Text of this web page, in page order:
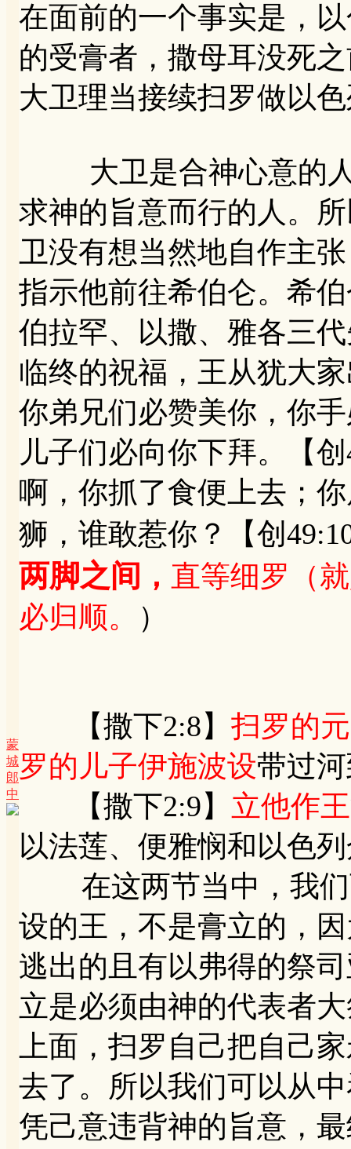
蒙
城
郎
中
在面前的一个事实是，
的受膏者，撒母耳没死
大卫理当接续扫罗做以
大卫是合神心意的人
求神的旨意而行的人。
卫没有想当然地自作主
指示他前往希伯仑。希
伯拉罕、以撒、雅各三
临终的祝福，王从犹大
你弟兄们必赞美你，你
儿子们必向你下拜。【
啊，你抓了食便上去；
狮，谁敢惹你？【创
两脚之间 ， 直等细罗（
必归顺。
）
【撒下2:8】 扫罗的
罗的儿子伊施波设带过
【撒下2:9】 立他作王
以法莲、便雅悯和以色
在这两节当中，我们
设的王，不是膏立的，
逃出的且有以弗得的祭
立是必须由神的代表者
上面，扫罗自己把自己
去了。所以我们可以从
凭己意违背神的旨意，